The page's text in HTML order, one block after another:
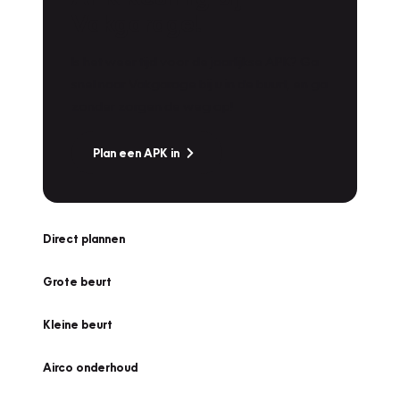
Plan een APK in
Direct plannen
Grote beurt
Kleine beurt
Airco onderhoud